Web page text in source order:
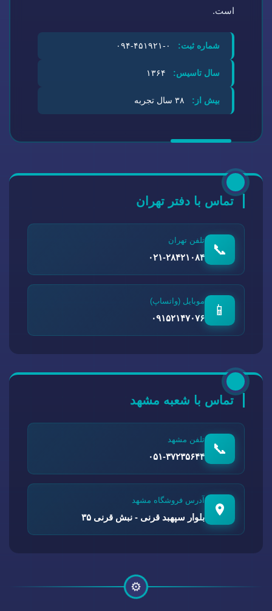
است.
شماره ثبت:
سال تاسیس:
بیش از:
تماس با دفتر تهران
📞
تلفن تهران
۰۲۱-۲۸۴۲۱۰۸۴
📱
موبایل (واتساپ)
۰۹۱۵۲۱۴۷۰۷۶
تماس با شعبه مشهد
📞
تلفن مشهد
۰۵۱-۳۷۲۳۵۶۴۴
آدرس فروشگاه مشهد
بلوار سپهبد قرنی - نبش قرنی ۳۵
⚙️